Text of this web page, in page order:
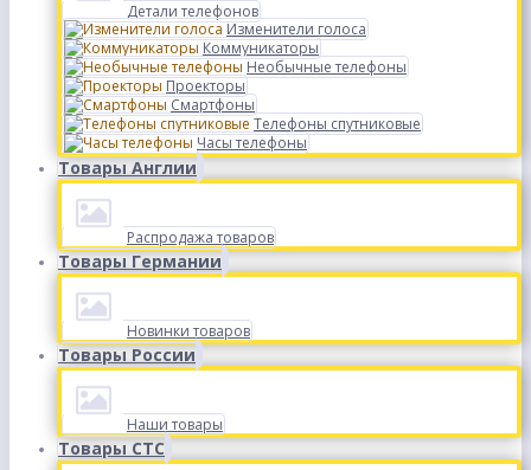
Детали телефонов
Изменители голоса
Коммуникаторы
Необычные телефоны
Проекторы
Смартфоны
Телефоны спутниковые
Часы телефоны
Товары Англии
Распродажа товаров
Товары Германии
Новинки товаров
Товары России
Наши товары
Товары СТС